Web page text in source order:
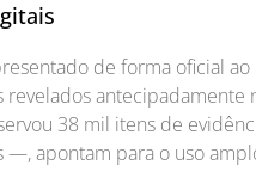
de forma oficial
revelados
38 mil itens de
—, apontam para o uso